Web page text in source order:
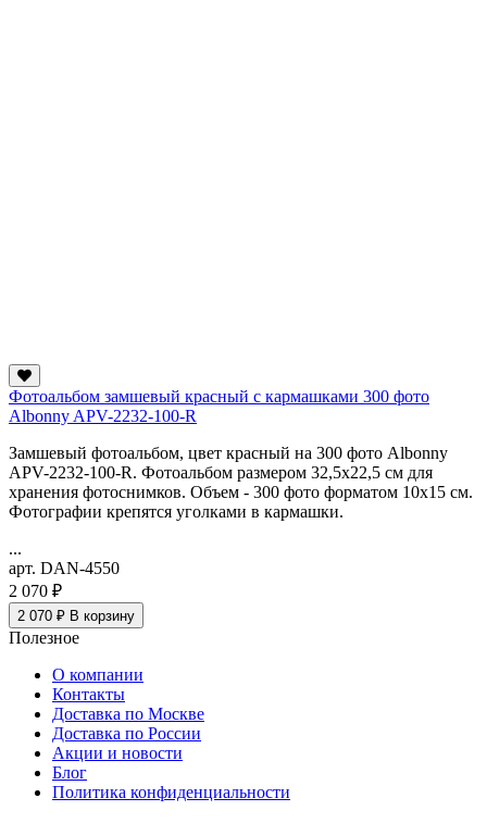
Фотоальбом замшевый красный с кармашками 300 фото
Albonny APV-2232-100-R
Замшевый фотоальбом, цвет красный на 300 фото Albonny
APV-2232-100-R. Фотоальбом размером 32,5x22,5 см для
хранения фотоснимков. Объем - 300 фото форматом 10х15 см.
Фотографии крепятся уголками в кармашки.
...
арт. DAN-4550
2 070 ₽
2 070 ₽ В корзину
Полезное
О компании
Контакты
Доставка по Москве
Доставка по России
Акции и новости
Блог
Политика конфиденциальности